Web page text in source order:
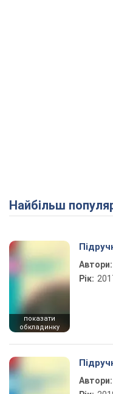
Найбільш
показати
обкладинку
Автори:
Рік:
Автори: